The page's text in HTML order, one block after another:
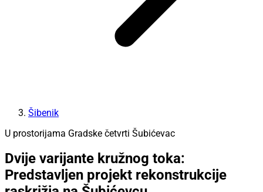
Šibenik
U prostorijama Gradske četvrti Šubićevac
Dvije varijante kružnog toka:
Predstavljen projekt rekonstrukcije